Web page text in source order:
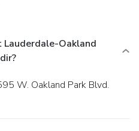
Lauderdale-Oakland